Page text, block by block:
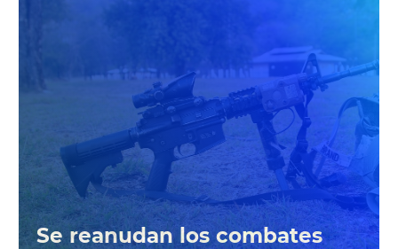
Se reanudan los combates